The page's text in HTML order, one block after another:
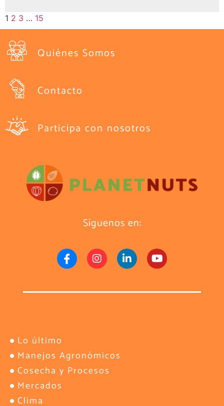
1 2 3 … 15
Quiénes Somos
Contacto
Participa con nosotros
Síguenos en:
Lo último
Manejos Agronómicos
Cosecha y Procesos
Mercados
Clima